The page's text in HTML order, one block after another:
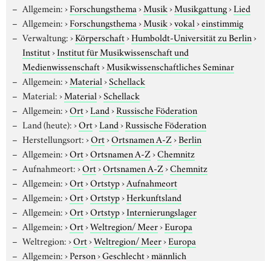
Allgemein:›Forschungsthema›Musik›Musikgattung›Lied
Allgemein:›Forschungsthema›Musik›vokal›einstimmig
Verwaltung:›Körperschaft›Humboldt-Universität zu Berlin›
Institut›Institut für Musikwissenschaft und
Medienwissenschaft›Musikwissenschaftliches Seminar
Allgemein:›Material›Schellack
Material:›Material›Schellack
Allgemein:›Ort›Land›Russische Föderation
Land (heute):›Ort›Land›Russische Föderation
Herstellungsort:›Ort›Ortsnamen A-Z›Berlin
Allgemein:›Ort›Ortsnamen A-Z›Chemnitz
Aufnahmeort:›Ort›Ortsnamen A-Z›Chemnitz
Allgemein:›Ort›Ortstyp›Aufnahmeort
Allgemein:›Ort›Ortstyp›Herkunftsland
Allgemein:›Ort›Ortstyp›Internierungslager
Allgemein:›Ort›Weltregion/ Meer›Europa
Weltregion:›Ort›Weltregion/ Meer›Europa
Allgemein:›Person›Geschlecht›männlich